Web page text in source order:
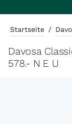
Startseite /
Davosa
578.- N E U